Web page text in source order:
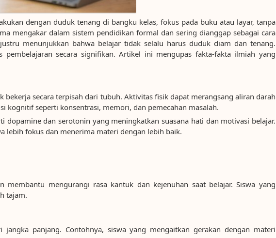
dengan duduk tenang di bangku kelas, fokus pada buku atau layar, tanpa
mengakar dalam sistem pendidikan formal dan sering dianggap sebagai cara
menunjukkan bahwa belajar tidak selalu harus duduk diam dan tenang.
secara signifikan. Artikel ini mengupas fakta-fakta ilmiah yang
secara terpisah dari tubuh. Aktivitas fisik dapat merangsang aliran darah
kognitif seperti konsentrasi, memori, dan pemecahan masalah.
dan serotonin yang meningkatkan suasana hati dan motivasi belajar.
lebih fokus dan menerima materi dengan lebih baik.
mengurangi rasa kantuk dan kejenuhan saat belajar. Siswa yang
tajam.
panjang. Contohnya, siswa yang mengaitkan gerakan dengan materi